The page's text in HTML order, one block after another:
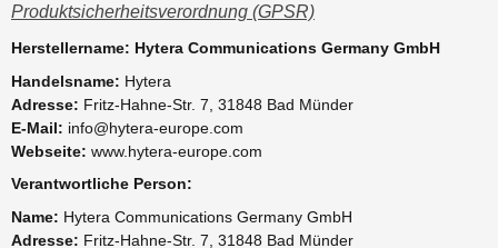
Produktsicherheitsverordnung (GPSR)
Herstellername: Hytera Communications Germany GmbH
Handelsname: Hytera
Adresse: Fritz-Hahne-Str. 7, 31848 Bad Münder
E-Mail: info@hytera-europe.com
Webseite: www.hytera-europe.com
Verantwortliche Person:
Name: Hytera Communications Germany GmbH
Adresse: Fritz-Hahne-Str. 7, 31848 Bad Münder